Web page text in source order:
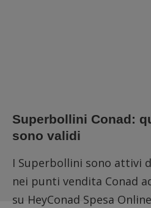
Superbollini Conad:
sono validi
I Superbollini sono attivi
nei punti vendita Conad
su HeyConad Spesa